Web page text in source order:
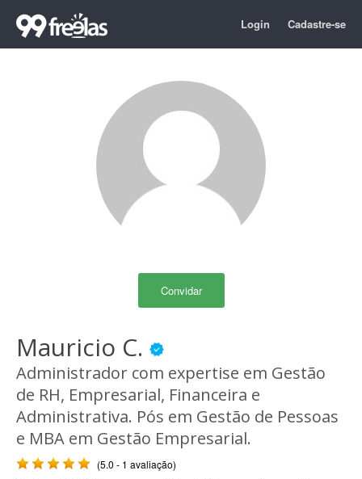
Login Cadastre-se
Convidar
Mauricio C.
Administrador com expertise em Gestão
de RH, Empresarial, Financeira e
Administrativa. Pós em Gestão de Pessoas
e MBA em Gestão Empresarial.
(5.0 - 1 avaliação)